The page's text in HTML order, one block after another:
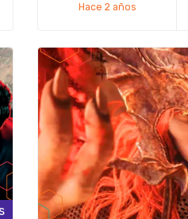
Hace 2 años